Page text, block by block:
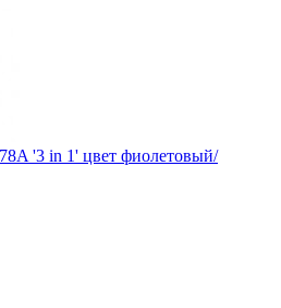
'3 in 1' цвет фиолетовый/